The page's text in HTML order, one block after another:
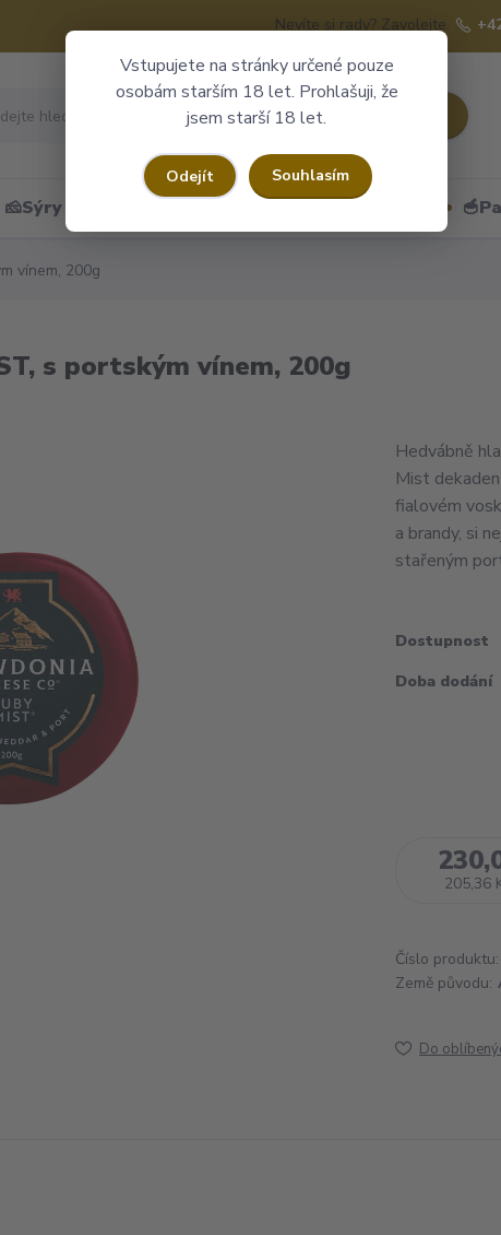
Vstupujete na stránky určené pouze
osobám starším 18 let. Prohlašuji, že
jsem starší 18 let.
Odejít Souhlasím
Nevíte si rady? Zavolejte.
🧀Sýry
vínem, 200g
s portským vínem, 200g
Hedvábně
Mist
fialovém
a brandy, si
stařeným
Dostupnost
Doba dodání
205,36
Číslo produktu:
Země původu:
Do